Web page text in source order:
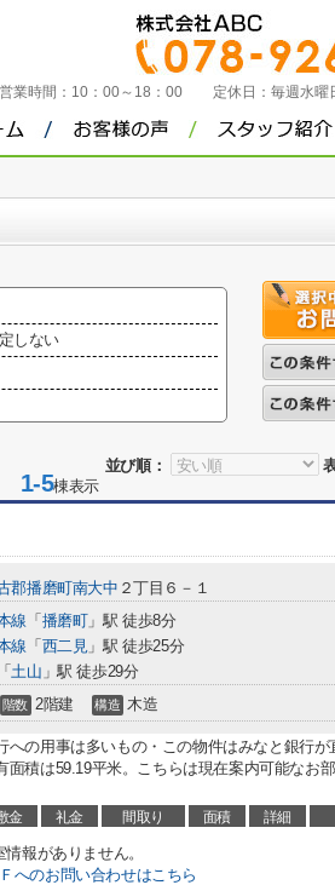
営業時間： 10：00～18：00 定休日： 毎週水
しない
並び順：
1-5棟表示
郡播磨町南大中 ２丁目６－１
線 「 播磨町」駅 徒歩8分
線 「 西二見」駅 徒歩25分
「土山 」駅 徒歩29分
階数 2階建 構造 木造
への用事は多いもの・この物件はみなと銀行が
面積は59.19平米。こちらは現在案内可能なお
金 礼金 間取り 面積 詳細
報がありません。
へのお問い合わせはこちら